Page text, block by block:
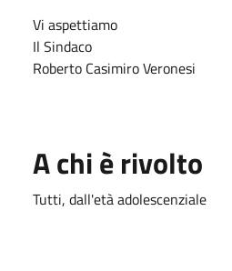
Vi aspettiamo
Il Sindaco
Roberto Casimiro Veronesi
A chi è rivolto
Tutti, dall'età adolescenziale